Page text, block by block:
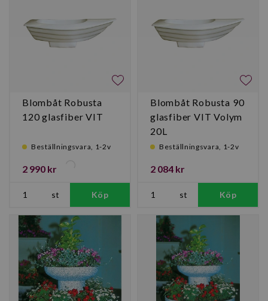
Blombåt Robusta
120 glasfiber VIT
Beställningsvara, 1-2v
2 990 kr
st Köp
Blombåt Robusta 90
glasfiber VIT Volym
20L
Beställningsvara, 1-2v
2 084 kr
st Köp